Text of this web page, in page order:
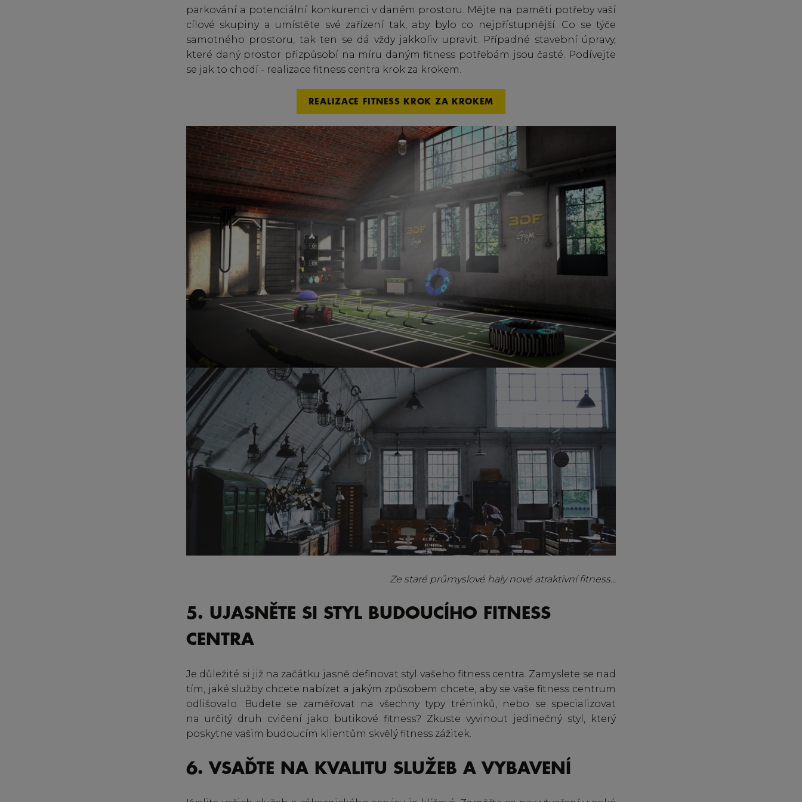
parkování a potenciální konkurenci v daném prostoru. Mějte na paměti potřeby vaší
cílové skupiny a umístěte své zařízení tak, aby bylo co nejpřístupnější. Co se týče
samotného prostoru, tak ten se dá vždy jakkoliv upravit. Případné stavební úpravy,
které daný prostor přizpůsobí na míru daným fitness potřebám jsou časté. Podívejte
se jak to chodí - realizace fitness centra krok za krokem.
REALIZACE FITNESS KROK ZA KROKEM
Ze staré průmyslové haly nové atraktivní fitness...
5. UJASNĚTE SI STYL BUDOUCÍHO FITNESS
CENTRA
Je důležité si již na začátku jasně definovat styl vašeho fitness centra. Zamyslete se nad
tím, jaké služby chcete nabízet a jakým způsobem chcete, aby se vaše fitness centrum
odlišovalo. Budete se zaměřovat na všechny typy tréninků, nebo se specializovat
na určitý druh cvičení jako butikové fitness? Zkuste vyvinout jedinečný styl, který
poskytne vašim budoucím klientům skvělý fitness zážitek.
6. VSAĎTE NA KVALITU SLUŽEB A VYBAVENÍ